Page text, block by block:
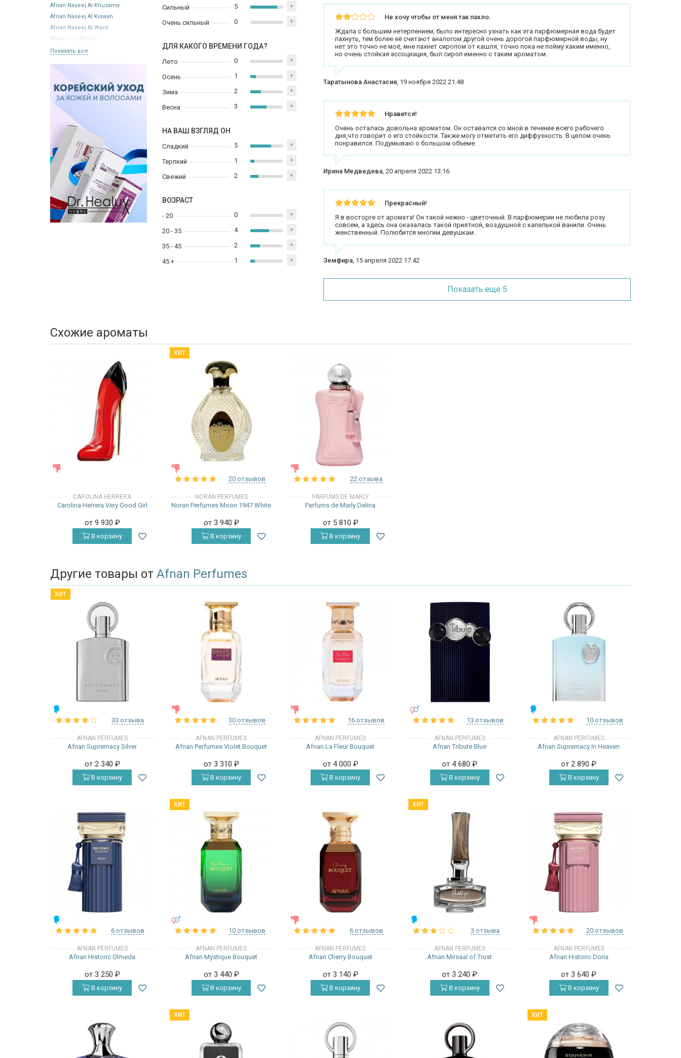
Afnan Naseej Al Khuzama
Afnan Naseej Al Kiswah
Afnan Naseej Al Ward
Afnan Oud Rising
Показать все
Сильный
Очень сильный
5 +
0 +
ДЛЯ КАКОГО ВРЕМЕНИ ГОДА?
Лето
Осень
Зима
Весна
0 +
1 +
2 +
3 +
НА ВАШ ВЗГЛЯД ОН
Сладкий
Терпкий
Свежий
5 +
1 +
2 +
ВОЗРАСТ
- 20
20 - 35
35 - 45
45 +
0 +
4 +
2 +
1 +
Не хочу чтобы от меня так пахло.
Ждала с большим нетерпением, было интересно узнать как эта парфюмерная вода будет
пахнуть, тем более её считают аналогом другой очень дорогой парфюмерной воды, ну
нет это точно не моё, мне пахнет сиропом от кашля, точно пока не пойму каким именно,
но очень стойкая ассоциация, был сироп именно с таким ароматом.
Таратынова Анастасия, 19 ноября 2022 21:48
Нравится!
Очень осталась довольна ароматом. Он оставался со мной в течение всего рабочего
дня,что говорит о его стойкости. Также могу отметить его диффузность. В целом очень
понравился. Подумываю о большом объеме.
Ирина Медведева,20 апреля 2022 13:16
Прекрасный!
Я в восторге от аромата! Он такой нежно - цветочный. В парфюмерии не любила розу
совсем, а здесь она оказалась такой приятной, воздушной с капелькой ванили. Очень
женственный. Полюбится многим девушкам.
Земфира, 15 апреля 2022 17:42
Показать еще 5
Схожие ароматы
CAROLINA HERRERA
Carolina Herrera Very Good Girl
от 9 930 ₽
В корзину
ХИТ
20 отзывов
NORAN PERFUMES
Noran Perfumes Moon 1947 White
от 3 940 ₽
В корзину
ЖЕНСКИЕ
22 отзыва
PARFUMS DE MARLY
Parfums de Marly Delina
от 5 810 ₽
В корзину
Другие товары от Afnan Perfumes
ХИТ
33 отзыва
AFNAN PERFUMES
Afnan Supremacy Silver
от 2 340 ₽
В корзину
30 отзывов
AFNAN PERFUMES
Afnan Perfumes Violet Bouquet
от 3 310 ₽
В корзину
16 отзывов
AFNAN PERFUMES
Afnan La Fleur Bouquet
от 4 000 ₽
В корзину
13 отзывов
AFNAN PERFUMES
Afnan Tribute Blue
от 4 680₽
В корзину
10 отзывов
AFNAN PERFUMES
Afnan Supremacy In Heaven
от 2 890₽
В корзину
6 отзывов
AFNAN PERFUMES
Afnan Historic Olmeda
от 3 250 ₽
В корзину
ХИТ
10 отзывов
AFNAN PERFUMES
Afnan Mystique Bouquet
от 3 440 ₽
В корзину
6 отзывов
AFNAN PERFUMES
Afnan Cherry Bouquet
от 3 140 ₽
В корзину
ХИТ
3 отзыва
AFNAN PERFUMES
Afnan Mirsaal of Trust
от 3 240₽
В корзину
20 отзывов
AFNAN PERFUMES
Afnan Historic Doria
от 3 640₽
В корзину
ХИТ ХИТ